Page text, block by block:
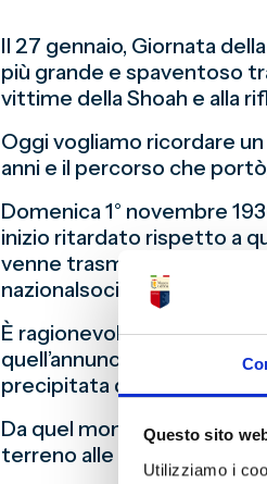
Questo sito
Utilizziamo i
Il 27 gennaio, Giornata
più grande e spaventoso
vittime della Shoah e alla
Oggi vogliamo ricordare
anni e il percorso che
Domenica 1° novembre
inizio ritardato rispetto a
venne trasmesso il
nazionalsocialista,
È ragionevole ritenere
quell’annuncio, Mussolini
precipitata dopo
Da quel momento prese
terreno alle leggi razziali